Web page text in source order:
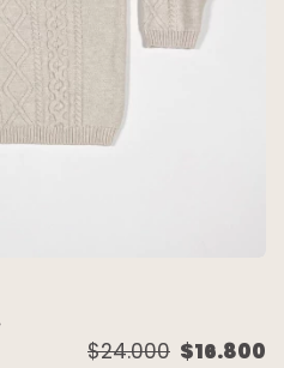
$24.000 $16.800